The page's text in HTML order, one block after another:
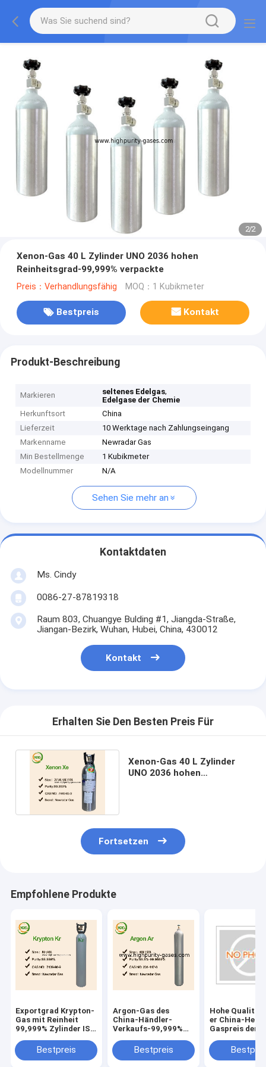
2/2
Xenon-Gas 40 L Zylinder UNO 2036 hohen
Reinheitsgrad-99,999% verpackte
Preis：Verhandlungsfähig MOQ：1 Kubikmeter
Bestpreis Kontakt
Produkt-Beschreibung
Markieren seltenes Edelgas,
Edelgase der Chemie
Herkunftsort
China
Lieferzeit
10 Werktage nach Zahlungseingang
Markenname
Newradar Gas
Min Bestellmenge
1 Kubikmeter
Modellnummer
N/A
Sehen Sie mehr an
Kontaktdaten
Ms. Cindy
0086-27-87819318
Raum 803, Chuangye Bulding #1, Jiangda-Straße,
Jiangan-Bezirk, Wuhan, Hubei, China, 430012
Kontakt
Erhalten Sie Den Besten Preis Für
Xenon-Gas 40 L Zylinder
UNO 2036 hohen
Fortsetzen
Empfohlene Produkte
Exportgrad Krypton-
Gas mit Reinheit
99,999% Zylinder ISO
Bestpreis
Argon-Gas des
China-Händler-
Verkaufs-99,999%
Bestpreis
Hohe
er China-
Gaspreis der